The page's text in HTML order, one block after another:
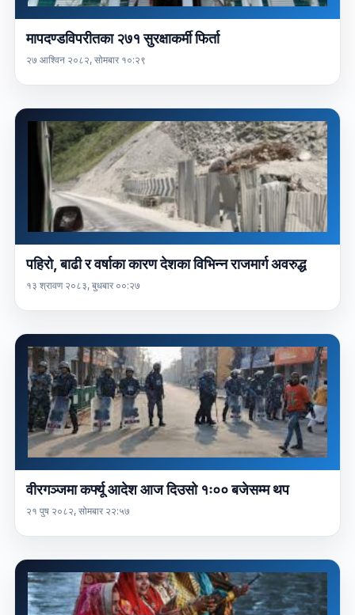
मापदण्डविपरीतका २७१ सुरक्षाकर्मी फिर्ता
२७ आश्विन २०८२, सोमबार १०:२९
पहिरो, बाढी र वर्षाका कारण देशका विभिन्न राजमार्ग अवरुद्ध
१३ श्रावण २०८३, बुधबार ००:२७
वीरगञ्जमा कर्फ्यू आदेश आज दिउसो १ः०० बजेसम्म थप
२१ पुष २०८२, सोमबार २२:५७